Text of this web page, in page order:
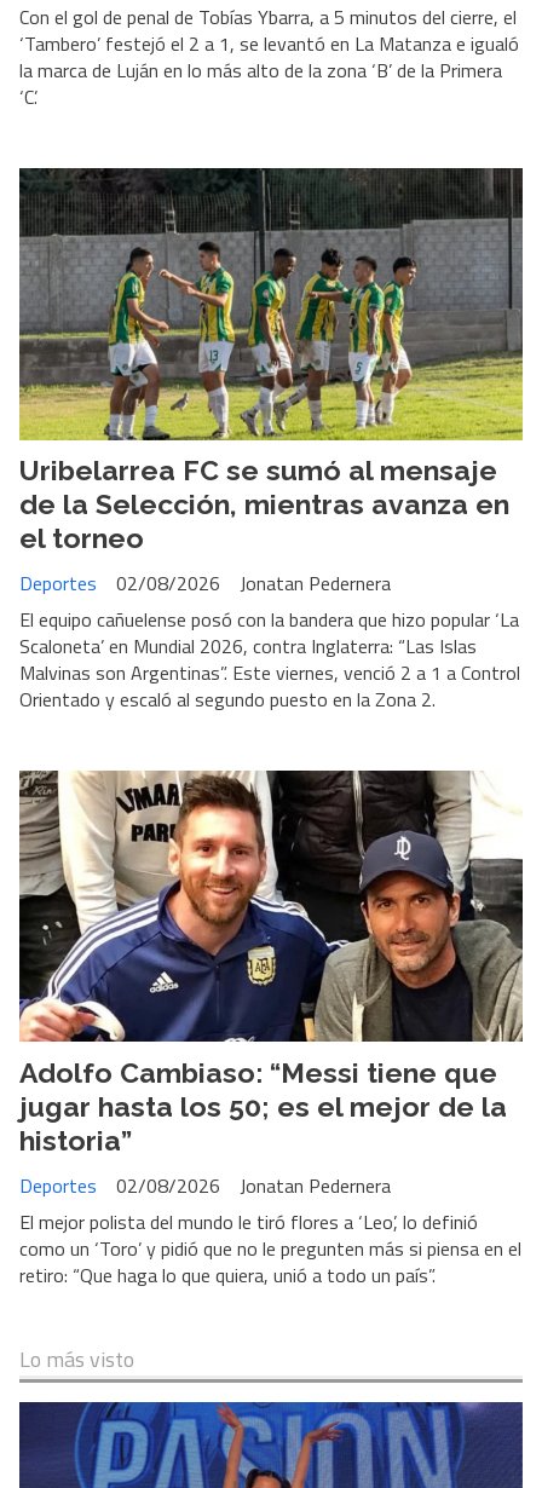
Con el gol de penal de Tobías Ybarra, a 5 minutos del cierre, el
‘Tambero’ festejó el 2 a 1, se levantó en La Matanza e igualó
la marca de Luján en lo más alto de la zona ‘B’ de la Primera
‘C’.
Uribelarrea FC se sumó al mensaje
de la Selección, mientras avanza en
el torneo
Jonatan Pedernera
Deportes
02/08/2026
El equipo cañuelense posó con la bandera que hizo popular ‘La
Scaloneta’ en Mundial 2026, contra Inglaterra: “Las Islas
Malvinas son Argentinas”. Este viernes, venció 2 a 1 a Control
Orientado y escaló al segundo puesto en la Zona 2.
Adolfo Cambiaso: “Messi tiene que
jugar hasta los 50; es el mejor de la
historia”
Jonatan Pedernera
Deportes
02/08/2026
El mejor polista del mundo le tiró flores a ‘Leo’, lo definió
como un ‘Toro’ y pidió que no le pregunten más si piensa en el
retiro: “Que haga lo que quiera, unió a todo un país”.
Lo más visto